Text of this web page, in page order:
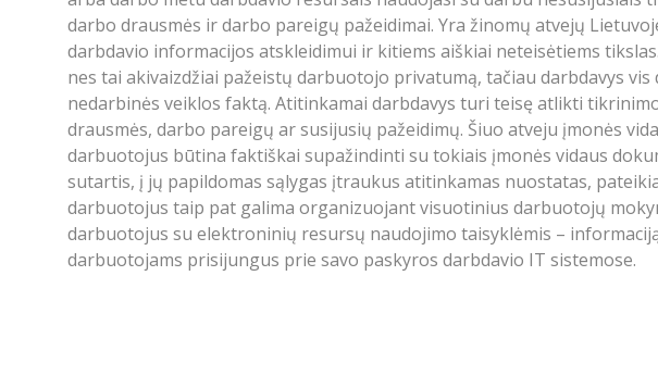
darbo drausmės ir darbo pareigų pažeidimai. Yra žinomų atvejų
darbdavio informacijos atskleidimui ir kitiems aiškiai neteisėtiems
nes tai akivaizdžiai pažeistų darbuotojo privatumą, tačiau darbdavys
nedarbinės veiklos faktą. Atitinkamai darbdavys turi teisę atlikti
drausmės, darbo pareigų ar susijusių pažeidimų. Šiuo atveju įmonės
darbuotojus būtina faktiškai supažindinti su tokiais įmonės vidaus
sutartis, į jų papildomas sąlygas įtraukus atitinkamas nuostatas,
darbuotojus taip pat galima organizuojant visuotinius darbuotojų
darbuotojus su elektroninių resursų naudojimo taisyklėmis –
darbuotojams prisijungus prie savo paskyros darbdavio IT sistemose.